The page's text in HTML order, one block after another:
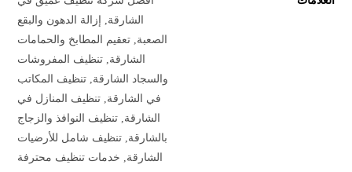
الشارقة, إزالة الدهون والبقع
الصعبة, تعقيم المطابخ والحمامات
الشارقة, تنظيف المفروشات
والسجاد الشارقة, تنظيف المكاتب
في الشارقة, تنظيف المنازل في
الشارقة, تنظيف النوافذ والزجاج
بالشارقة, تنظيف شامل للأرضيات
الشارقة, خدمات تنظيف محترفة